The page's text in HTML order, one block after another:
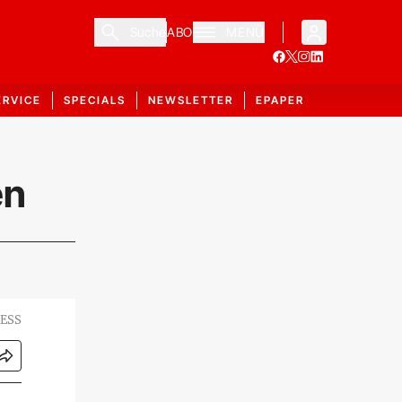
ABO
SPECIALS NEWSLETTER EPAPER